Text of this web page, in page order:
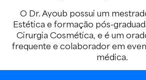
O Dr. Ayoub possui um
Estética e formação pós-
Cirurgia Cosmética, e é um
frequente e colaborador em
médica.